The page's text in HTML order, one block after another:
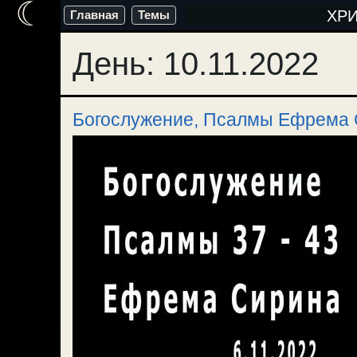
Перейти
содержимому
Главная Темы
День: 10.11.2022
Богослужение, Псалмы
☾